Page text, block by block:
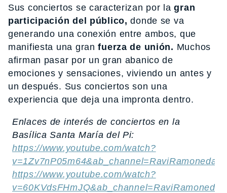
Sus conciertos se caracterizan por lagran
participación del público, donde se va
generando una conexión entre ambos, que
manifiesta una granfuerza de unión. Muchos
afirman pasar por un gran abanico de
emociones y sensaciones, viviendo un antes y
un después. Sus conciertos son una
experiencia que deja una impronta dentro.
Enlaces de interés de conciertos en la
Basílica Santa María del Pi:
https://www.youtube.com/watch?
v=1Zv7nP05m64&ab_channel=RaviRamoneda
https://www.youtube.com/watch?
v=60KVdsFHmJQ&ab_channel=RaviRamoneda